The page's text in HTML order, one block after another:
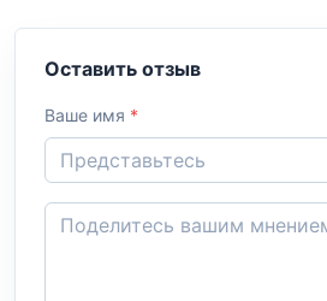
Оставить отзыв
Ваше имя *